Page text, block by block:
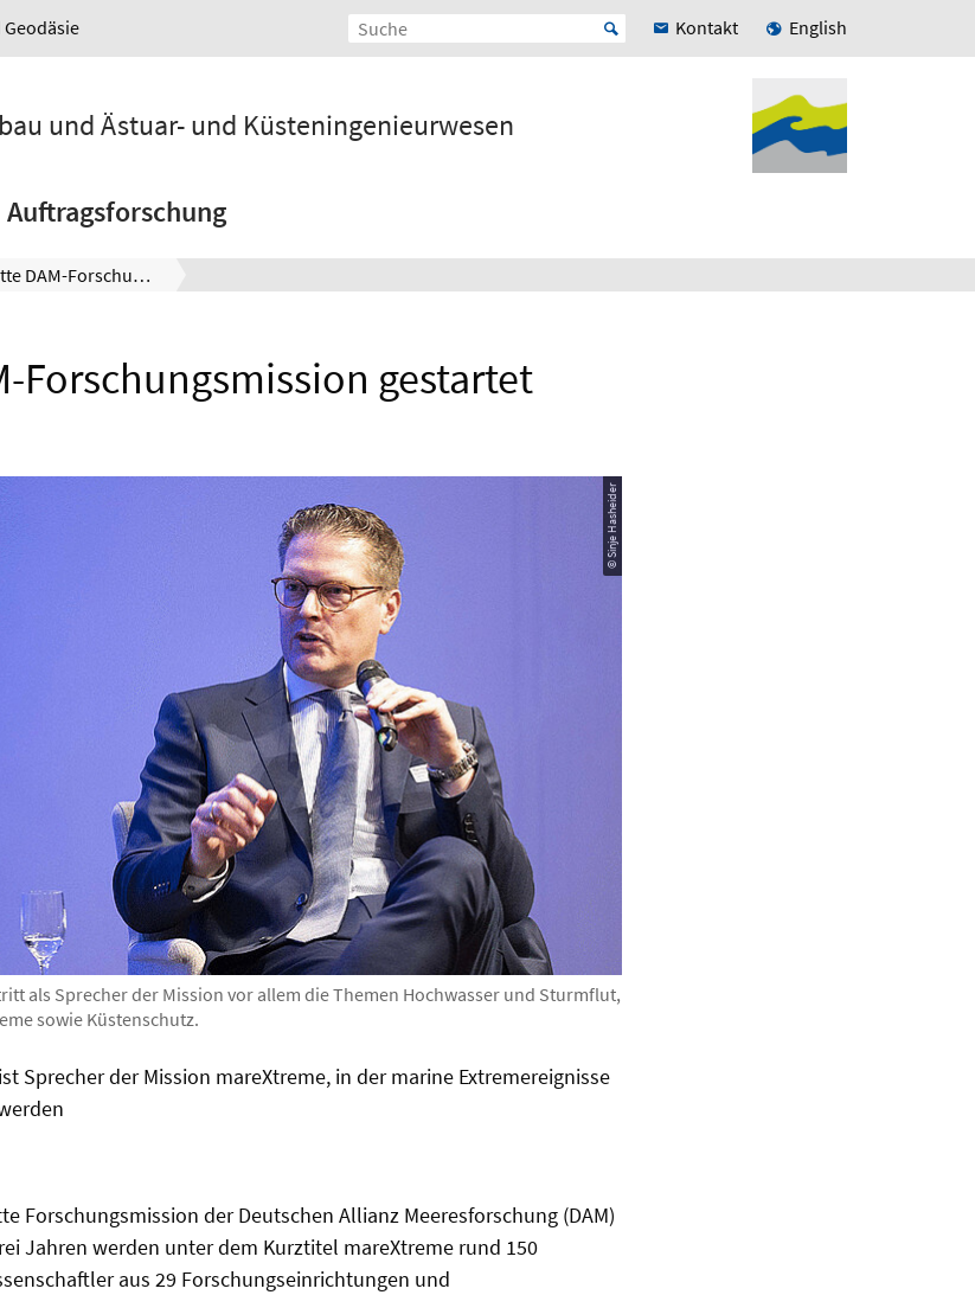
Kontakt English
und Ästuar- und Küsteningenieurwesen
Auftragsforschung
Dritte DAM-Forschungsmission gestartet
Forschungsmission gestartet
© Sinje Hasheider
als Sprecher der Mission vor allem die Themen Hochwasser und Sturmflut,
sowie Küstenschutz.
Sprecher der Mission mareXtreme, in der marine Extremereignisse
Forschungsmission der Deutschen Allianz Meeresforschung (DAM)
Jahren werden unter dem Kurztitel mareXtreme rund 150
aus 29 Forschungseinrichtungen und